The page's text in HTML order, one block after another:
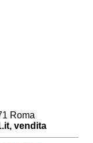
Roma
vendita